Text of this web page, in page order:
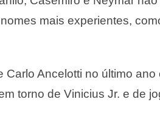
mais experientes,
Ancelotti no último
torno de Vinicius Jr. e de